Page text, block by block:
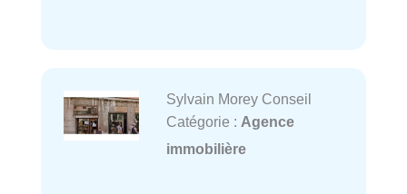
Sylvain Morey Conseil
Catégorie : Agence
immobilière